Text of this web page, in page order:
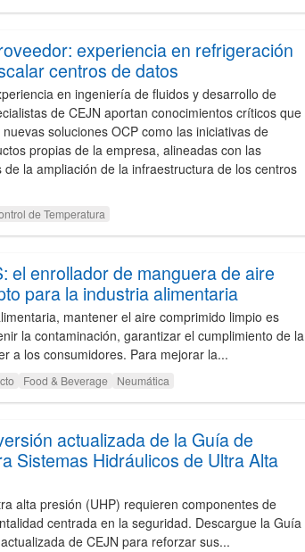
experiencia en refrigeración
centros de datos
en ingeniería de fluidos y desarrollo de
de CEJN aportan conocimientos críticos que
soluciones OCP como las iniciativas de
propias de la empresa, alineadas con las
de la ampliación de la infraestructura de los centros
de Temperatura
el enrollador de manguera de aire
para la industria alimentaria
mantener el aire comprimido limpio es
la contaminación, garantizar el cumplimiento de la
a los consumidores. Para mejorar la...
Food & Beverage Neumática
actualizada de la Guía de
Sistemas Hidráulicos de Ultra Alta
alta presión (UHP) requieren componentes de
centrada en la seguridad. Descargue la Guía
de CEJN para reforzar sus...